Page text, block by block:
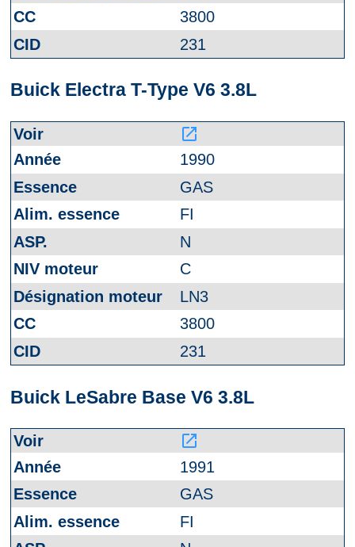
3800
231
Buick Electra T-Type V6 3.8L
launch
1990
GAS
FI
N
C
LN3
3800
231
Buick LeSabre Base V6 3.8L
launch
1991
GAS
FI